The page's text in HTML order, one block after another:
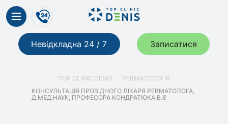
Невідкладна 24 / 7 Записатися
TOP CLINIC DENIS
РЕВМАТОЛОГІЯ
КОНСУЛЬТАЦІЯ ПРОВІДНОГО ЛІКАРЯ РЕВМАТОЛОГА,
Д.МЕД.НАУК, ПРОФЕСОРА КОНДРАТЮКА В.Є